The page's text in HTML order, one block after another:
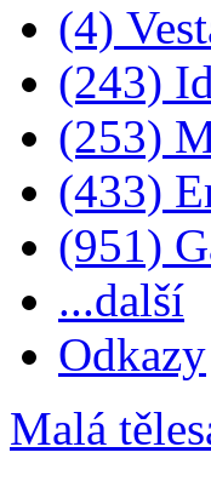
(4)
(243)
(253)
(433)
(951)
...další
Odkazy
Malá